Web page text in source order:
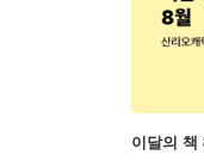
이달의 책